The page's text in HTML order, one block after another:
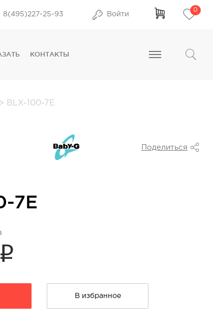
8(495)227-25-93 Войти
0
КОНТАКТЫ
BLX-100-7E
Поделиться
7E
i
В избранное